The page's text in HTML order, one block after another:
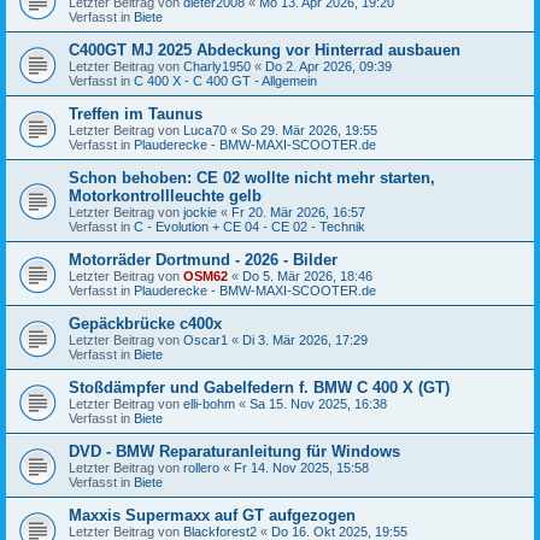
Verfasst in Biete
C400GT MJ 2025 Abdeckung vor Hinterrad ausbauen
Letzter Beitrag von Charly1950 « Do 2. Apr 2026, 09:39
Verfasst in C 400 X - C 400 GT - Allgemein
Treffen im Taunus
Letzter Beitrag von Luca70 « So 29. Mär 2026, 19:55
Verfasst in Plauderecke - BMW-MAXI-SCOOTER.de
Schon behoben: CE 02 wollte nicht mehr starten,
Motorkontrollleuchte gelb
Letzter Beitrag von jockie « Fr 20. Mär 2026, 16:57
Verfasst in C - Evolution + CE 04 - CE 02 - Technik
Motorräder Dortmund - 2026 - Bilder
Letzter Beitrag von OSM62 « Do 5. Mär 2026, 18:46
Verfasst in Plauderecke - BMW-MAXI-SCOOTER.de
Gepäckbrücke c400x
Letzter Beitrag von Oscar1 « Di 3. Mär 2026, 17:29
Verfasst in Biete
Stoßdämpfer und Gabelfedern f. BMW C 400 X (GT)
Letzter Beitrag von elli-bohm « Sa 15. Nov 2025, 16:38
Verfasst in Biete
DVD - BMW Reparaturanleitung für Windows
Letzter Beitrag von rollero « Fr 14. Nov 2025, 15:58
Verfasst in Biete
Maxxis Supermaxx auf GT aufgezogen
Letzter Beitrag von Blackforest2 « Do 16. Okt 2025, 19:55